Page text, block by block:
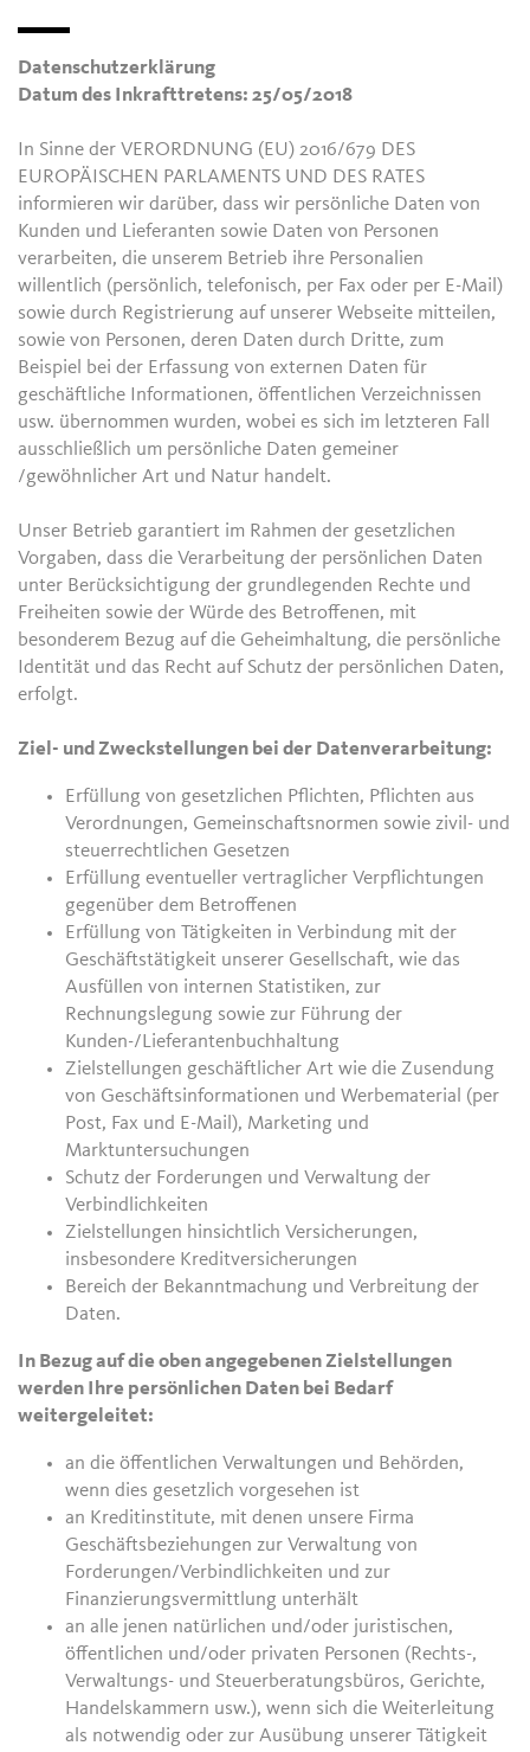
Datenschutzerklärung
Datum des Inkrafttretens: 25/05/2018
In Sinne der VERORDNUNG (EU) 2016/679 DES
EUROPÄISCHEN PARLAMENTS UND DES RATES
informieren wir darüber, dass wir persönliche Daten von
Kunden und Lieferanten sowie Daten von Personen
verarbeiten, die unserem Betrieb ihre Personalien
willentlich (persönlich, telefonisch, per Fax oder per E-Mail)
sowie durch Registrierung auf unserer Webseite mitteilen,
sowie von Personen, deren Daten durch Dritte, zum
Beispiel bei der Erfassung von externen Daten für
geschäftliche Informationen, öffentlichen Verzeichnissen
usw. übernommen wurden, wobei es sich im letzteren Fall
ausschließlich um persönliche Daten gemeiner
/gewöhnlicher Art und Natur handelt.
Unser Betrieb garantiert im Rahmen der gesetzlichen
Vorgaben, dass die Verarbeitung der persönlichen Daten
unter Berücksichtigung der grundlegenden Rechte und
Freiheiten sowie der Würde des Betroffenen, mit
besonderem Bezug auf die Geheimhaltung, die persönliche
Identität und das Recht auf Schutz der persönlichen Daten,
erfolgt.
Ziel- und Zweckstellungen bei der Datenverarbeitung:
Erfüllung von gesetzlichen Pflichten, Pflichten aus
Verordnungen, Gemeinschaftsnormen sowie zivil- und
steuerrechtlichen Gesetzen
Erfüllung eventueller vertraglicher Verpflichtungen
gegenüber dem Betroffenen
Erfüllung von Tätigkeiten in Verbindung mit der
Geschäftstätigkeit unserer Gesellschaft, wie das
Ausfüllen von internen Statistiken, zur
Rechnungslegung sowie zur Führung der
Kunden-/Lieferantenbuchhaltung
Zielstellungen geschäftlicher Art wie die Zusendung
von Geschäftsinformationen und Werbematerial (per
Post, Fax und E-Mail), Marketing und
Marktuntersuchungen
Schutz der Forderungen und Verwaltung der
Verbindlichkeiten
Zielstellungen hinsichtlich Versicherungen,
insbesondere Kreditversicherungen
Bereich der Bekanntmachung und Verbreitung der
Daten.
In Bezug auf die oben angegebenen Zielstellungen
werden Ihre persönlichen Daten bei Bedarf
weitergeleitet:
an die öffentlichen Verwaltungen und Behörden,
wenn dies gesetzlich vorgesehen ist
an Kreditinstitute, mit denen unsere Firma
Geschäftsbeziehungen zur Verwaltung von
Forderungen/Verbindlichkeiten und zur
Finanzierungsvermittlung unterhält
an alle jenen natürlichen und/oder juristischen,
öffentlichen und/oder privaten Personen (Rechts-,
Verwaltungs- und Steuerberatungsbüros, Gerichte,
Handelskammern usw.), wenn sich die Weiterleitung
als notwendig oder zur Ausübung unserer Tätigkeit